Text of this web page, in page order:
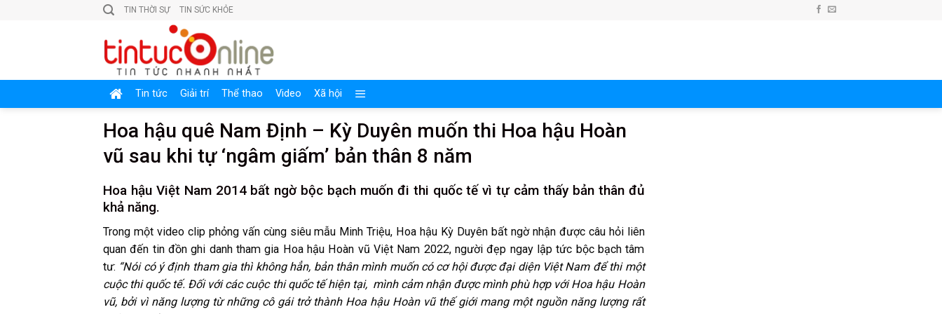
TIN THỜI SỰ TIN SỨC KHỎE
Tin tức Giải trí Thể thao Video Xã hội
Hoa hậu quê Nam Định – Kỳ Duyên muốn thi Hoa hậu Hoàn
vũ sau khi tự ‘ngâm giấm’ bản thân 8 năm
Hoa hậu Việt Nam 2014 bất ngờ bộc bạch muốn đi thi quốc tế vì tự cảm thấy bản thân đủ
khả năng.
Trong một video clip phỏng vấn cùng siêu mẫu Minh Triệu, Hoa hậu Kỳ Duyên bất ngờ nhận được câu hỏi liên
quan đến tin đồn ghi danh tham gia Hoa hậu Hoàn vũ Việt Nam 2022, người đẹp ngay lập tức bộc bạch tâm
tư: “Nói có ý định tham gia thì không hẳn, bản thân mình muốn có cơ hội được đại diện Việt Nam để thi một
cuộc thi quốc tế. Đối với các cuộc thi quốc tế hiện tại, mình cảm nhận được mình phù hợp với Hoa hậu Hoàn
vũ, bởi vì năng lượng từ những cô gái trở thành Hoa hậu Hoàn vũ thế giới mang một nguồn năng lượng rất